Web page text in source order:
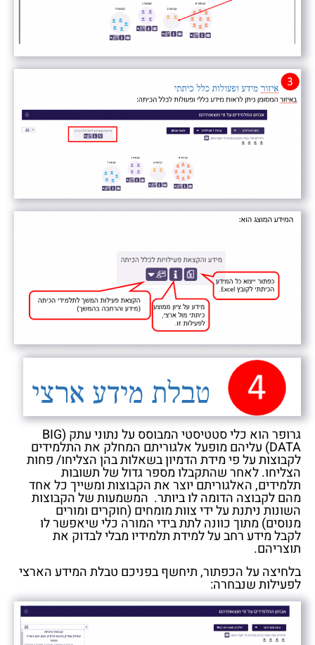
גרופר הוא כלי סטטיסטי המבוסס על נתוני עתק (BIG
DATA) עליהם מופעל אלגוריתם המחלק את התלמידים
לקבוצות על פי מידת הדמיון בשאלות בהן הצליחו/ פחות
הצליחו. לאחר שהתקבלו מספר גדול של תשובות
תלמידים, האלגוריתם יוצר את הקבוצות ומשייך כל אחד
מהם לקבוצה הדומה לו ביותר. המשמעות של הקבוצות
השונות ניתנת על ידי צוות מומחים (חוקרים ומורים
מנוסים) מתוך כוונה לתת בידי המורה כלי שיאפשר לו
לקבל מידע רחב על למידת תלמידיו מבלי לבדוק את
תוצריהם.
בלחיצה על הכפתור, תיחשף בפניכם טבלת המידע הארצי
לפעילות שנבחרה: